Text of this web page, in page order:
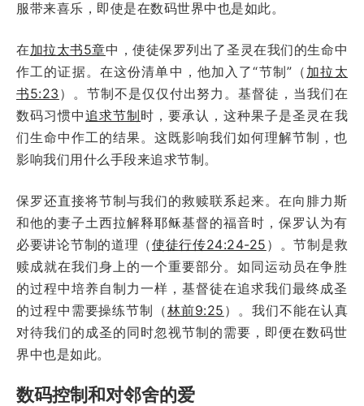
服带来喜乐，即使是在数码世界中也是如此。
在加拉太书5章中，使徒保罗列出了圣灵在我们的生命中
作工的证据。在这份清单中，他加入了“节制”（ 加拉太
书5:23 ）。节制不是仅仅付出努力。基督徒，当我们在
数码习惯中追求节制时，要承认，这种果子是圣灵在我
们生命中作工的结果。这既影响我们如何理解节制，也
影响我们用什么手段来追求节制。
保罗还直接将节制与我们的救赎联系起来。在向腓力斯
和他的妻子土西拉解释耶稣基督的福音时，保罗认为有
必要讲论节制的道理（使徒行传24:24-25 ）。节制是救
赎成就在我们身上的一个重要部分。如同运动员在争胜
的过程中培养自制力一样，基督徒在追求我们最终成圣
的过程中需要操练节制（林前9:25 ）。我们不能在认真
对待我们的成圣的同时忽视节制的需要，即便在数码世
界中也是如此。
数码控制和对邻舍的爱